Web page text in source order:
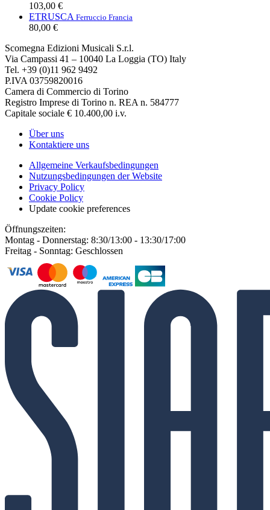
103,00 €
ETRUSCA Ferruccio Francia
80,00 €
Scomegna Edizioni Musicali S.r.l.
Via Campassi 41 – 10040 La Loggia (TO) Italy
Tel. +39 (0)11 962 9492
P.IVA 03759820016
Camera di Commercio di Torino
Registro Imprese di Torino n. REA n. 584777
Capitale sociale € 10.400,00 i.v.
Über uns
Kontaktiere uns
Allgemeine Verkaufsbedingungen
Nutzungsbedingungen der Website
Privacy Policy
Cookie Policy
Update cookie preferences
Öffnungszeiten:
Montag - Donnerstag: 8:30/13:00 - 13:30/17:00
Freitag - Sonntag: Geschlossen